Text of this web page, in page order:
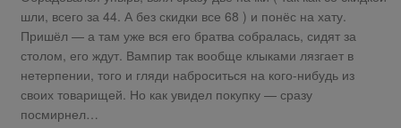
шли, всего за 44. А без скидки все 68 ) и понёс на хату.
Пришёл — а там уже вся его братва собралась, сидят за
столом, его ждут. Вампир так вообще клыками лязгает в
нетерпении, того и гляди наброситься на кого-нибудь из
своих товарищей. Но как увидел покупку — сразу
посмирнел…